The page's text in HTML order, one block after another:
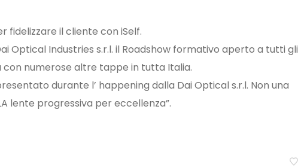
fidelizzare il cliente con iSelf.
Optical Industries s.r.l. il Roadshow formativo aperto a tutti gli
numerose altre tappe in tutta Italia.
durante l’ happening dalla Dai Optical s.r.l. Non una
lente progressiva per eccellenza”.